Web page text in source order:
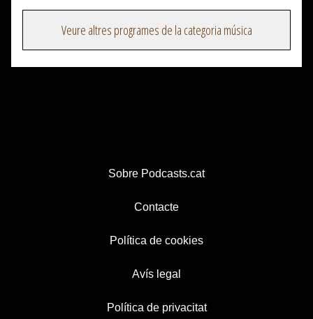
Veure altres programes de la categoria música
Sobre Podcasts.cat
Contacte
Política de cookies
Avís legal
Política de privacitat